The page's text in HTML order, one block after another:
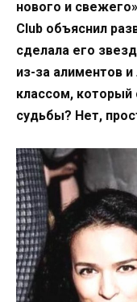
нового и
Club объяснил
сделала его
из-за алиментов
классом, который
судьбы? Нет,